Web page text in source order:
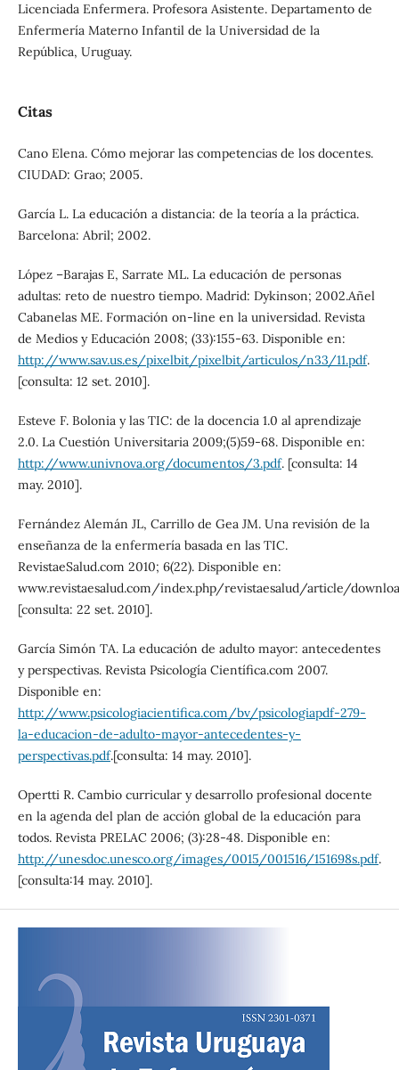
Licenciada Enfermera. Profesora Asistente. Departamento de
Enfermería Materno Infantil de la Universidad de la
República, Uruguay.
Citas
Cano Elena. Cómo mejorar las competencias de los docentes.
CIUDAD: Grao; 2005.
García L. La educación a distancia: de la teoría a la práctica.
Barcelona: Abril; 2002.
López –Barajas E, Sarrate ML. La educación de personas
adultas: reto de nuestro tiempo. Madrid: Dykinson; 2002.Añel
Cabanelas ME. Formación on-line en la universidad. Revista
de Medios y Educación 2008; (33):155-63. Disponible en:
http://www.sav.us.es/pixelbit/pixelbit/articulos/n33/11.pdf.
[consulta: 12 set. 2010].
Esteve F. Bolonia y las TIC: de la docencia 1.0 al aprendizaje
2.0. La Cuestión Universitaria 2009;(5)59-68. Disponible en:
http://www.univnova.org/documentos/3.pdf. [consulta: 14
may. 2010].
Fernández Alemán JL, Carrillo de Gea JM. Una revisión de la
enseñanza de la enfermería basada en las TIC.
RevistaeSalud.com 2010; 6(22). Disponible en:
www.revistaesalud.com/index.php/revistaesalud/article/
[consulta: 22 set. 2010].
García Simón TA. La educación de adulto mayor: antecedentes
y perspectivas. Revista Psicología Científica.com 2007.
Disponible en:
http://www.psicologiacientifica.com/bv/psicologiapdf-279-
la-educacion-de-adulto-mayor-antecedentes-y-
perspectivas.pdf.[consulta: 14 may. 2010].
Opertti R. Cambio curricular y desarrollo profesional docente
en la agenda del plan de acción global de la educación para
todos. Revista PRELAC 2006; (3):28-48. Disponible en:
http://unesdoc.unesco.org/images/0015/001516/151698s.pdf.
[consulta:14 may. 2010].